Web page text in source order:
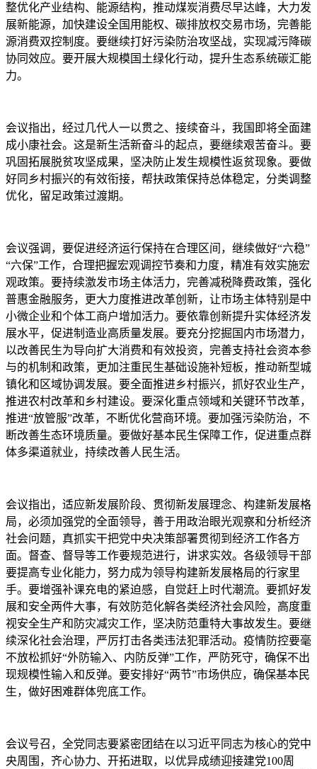
整优化产业结构、能源结构，推动煤炭消费尽早达峰，大力发
展新能源，加快建设全国用能权、碳排放权交易市场，完善能
源消费双控制度。要继续打好污染防治攻坚战，实现减污降碳
协同效应。要开展大规模国土绿化行动，提升生态系统碳汇能
力。
会议指出，经过几代人一以贯之、接续奋斗，我国即将全面建
成小康社会。这是新生活新奋斗的起点，要继续艰苦奋斗。要
巩固拓展脱贫攻坚成果，坚决防止发生规模性返贫现象。要做
好同乡村振兴的有效衔接，帮扶政策保持总体稳定，分类调整
优化，留足政策过渡期。
会议强调，要促进经济运行保持在合理区间，继续做好“六稳”
“六保”工作，合理把握宏观调控节奏和力度，精准有效实施宏
观政策。要持续激发市场主体活力，完善减税降费政策，强化
普惠金融服务，更大力度推进改革创新，让市场主体特别是中
小微企业和个体工商户增加活力。要依靠创新提升实体经济发
展水平，促进制造业高质量发展。要充分挖掘国内市场潜力，
以改善民生为导向扩大消费和有效投资，完善支持社会资本参
与的机制和政策，更加注重民生基础设施补短板，推动新型城
镇化和区域协调发展。要全面推进乡村振兴，抓好农业生产，
推进农村改革和乡村建设。要深化重点领域和关键环节改革，
推进“放管服”改革，不断优化营商环境。要加强污染防治，不
断改善生态环境质量。要做好基本民生保障工作，促进重点群
体多渠道就业，持续改善人民生活。
会议指出，适应新发展阶段、贯彻新发展理念、构建新发展格
局，必须加强党的全面领导，善于用政治眼光观察和分析经济
社会问题，真抓实干把党中央决策部署贯彻到经济工作各方
面。督查、督导等工作要规范进行，讲求实效。各级领导干部
要提高专业化能力，努力成为领导构建新发展格局的行家里
手。要增强补课充电的紧迫感，自觉赶上时代潮流。要抓好发
展和安全两件大事，有效防范化解各类经济社会风险，高度重
视安全生产和防灾减灾工作，坚决防范重特大事故发生。要继
续深化社会治理，严厉打击各类违法犯罪活动。疫情防控要毫
不放松抓好“外防输入、内防反弹”工作，严防死守，确保不出
现规模性输入和反弹。要安排好“两节”市场供应，确保基本民
生，做好困难群体兜底工作。
会议号召，全党同志要紧密团结在以习近平同志为核心的党中
央周围，齐心协力、开拓进取，以优异成绩迎接建党100周